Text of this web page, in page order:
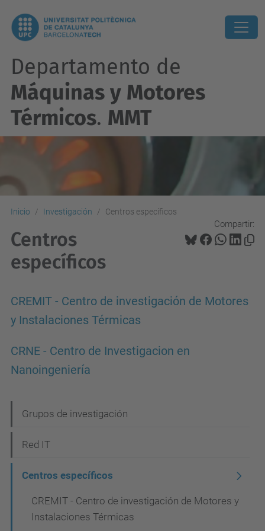
Departamento de
Máquinas y Motores
Térmicos. MMT
Inicio Investigación Centros específicos
Compartir:
Centros
específicos
CREMIT - Centro de investigación de Motores
y Instalaciones Térmicas
CRNE - Centro de Investigacion en
Nanoingeniería
a
v
Grupos de investigación
Red IT
Centros específicos
CREMIT - Centro de investigación de Motores y
Instalaciones Térmicas